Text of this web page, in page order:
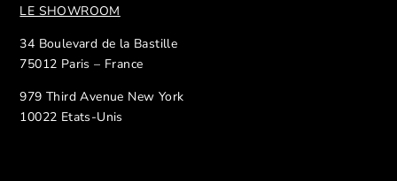
LE SHOWROOM
34 Boulevard de la Bastille
75012 Paris – France
979 Third Avenue New York
10022 Etats-Unis